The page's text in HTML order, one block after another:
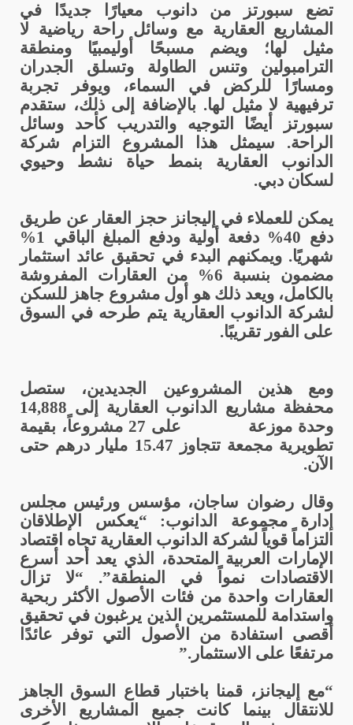
تضع سبورتز من دانوب معيارًا جديدًا في
المشاريع العقارية مع وسائل راحة رياضية لا
مثيل لها؛ ويضم مسبحًا أوليمبيًا ومنطقة
الترامبولين وتنس الطاولة وتسلق الجدران
ومسارًا للركض في السماء، ويوفر تجربة
ترفيهية لا مثيل لها. بالإضافة إلى ذلك، ستقدم
سبورتز أيضًا التوجيه والتدريب كأحد وسائل
الراحة. سيمثل هذا المشروع التزام شركة
الدانوب العقارية بنمط حياة نشط وحيوي
لسكان دبي.
يمكن للعملاء في إليجانز حجز العقار عن طريق
دفع 40% دفعة أولية ودفع المبلغ الباقي 1%
شهريًا. ويمكنهم البدء في تحقيق عائد استثمار
مضمون بنسبة 6% من العقارات المفروشة
بالكامل، ويعد ذلك هو أول مشروع جاهز للسكن
لشركة الدانوب العقارية يتم طرحه في السوق
على الفور تقريبًا.
ومع هذين المشروعين الجديدين، ستصل
محفظة مشاريع الدانوب العقارية إلى 14,888
وحدة موزعة
على 27 مشروعاً، بقيمة
تطويرية مجمعة تتجاوز 15.47 مليار درهم حتى
الآن.
وقال رضوان ساجان، مؤسس ورئيس مجلس
إدارة مجموعة الدانوب: “يعكس الإطلاقان
التزاماً قوياً لشركة الدانوب العقارية تجاه اقتصاد
الإمارات العربية المتحدة، الذي يعد أحد أسرع
الاقتصادات نمواً في المنطقة”. “لا تزال
العقارات واحدة من فئات الأصول الأكثر ربحية
واستدامة للمستثمرين الذين يرغبون في تحقيق
أقصى استفادة من الأصول التي توفر عائدًا
مرتفعًا على الاستثمار.”
“مع إليجانز، قمنا باختبار قطاع السوق الجاهز
للانتقال بينما كانت جميع المشاريع الأخرى